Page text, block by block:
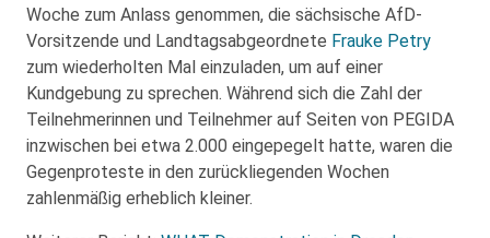
Woche zum Anlass genommen, die sächsische AfD-
Vorsitzende und Landtagsabgeordnete Frauke Petry
zum wiederholten Mal einzuladen, um auf einer
Kundgebung zu sprechen. Während sich die Zahl der
Teilnehmerinnen und Teilnehmer auf Seiten von PEGIDA
inzwischen bei etwa 2.000 eingepegelt hatte, waren die
Gegenproteste in den zurückliegenden Wochen
zahlenmäßig erheblich kleiner.